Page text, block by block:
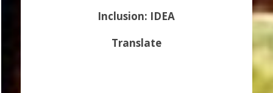
Inclusion: IDEA
Translate